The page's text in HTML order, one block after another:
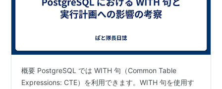
概要 PostgreSQL では WITH 句（Common Table
Expressions: CTE）を利用できます。WITH 句を使用す